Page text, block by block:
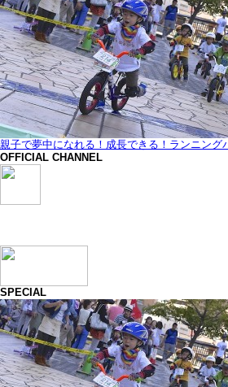
親子で夢中になれる！成長できる！ランニング
OFFICIAL CHANNEL
SPECIAL